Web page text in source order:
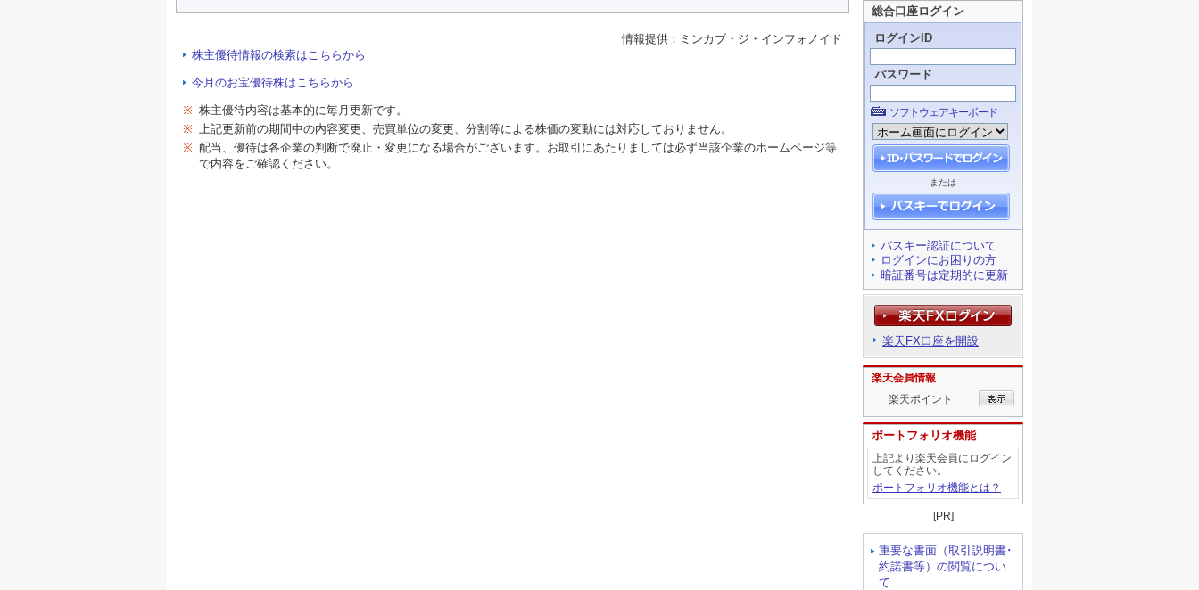
情報提供：ミンカブ・ジ・インフォノイド
株主優待情報の検索はこちらから
今月のお宝優待株はこちらから
※ 株主優待内容は基本的に毎月更新です。
※ 上記更新前の期間中の内容変更、売買単位の変更、分割等による株価の変動には対応しておりません。
※ 配当、優待は各企業の判断で廃止・変更になる場合がございます。お取引にあたりましては必ず当該企業のホームページ等
で内容をご確認ください。
総合口座ログイン
ログインID
パスワード
ソフトウェアキーボード
または
パスキー認証について
ログインにお困りの方
暗証番号は定期的に更新
楽天FX口座を開設
楽天会員情報
楽天ポイント
ポートフォリオ機能
上記より楽天会員にログイン
してください。
ポートフォリオ機能とは？
[PR]
重要な書面（取引説明書･
約諾書等）の閲覧につい
て